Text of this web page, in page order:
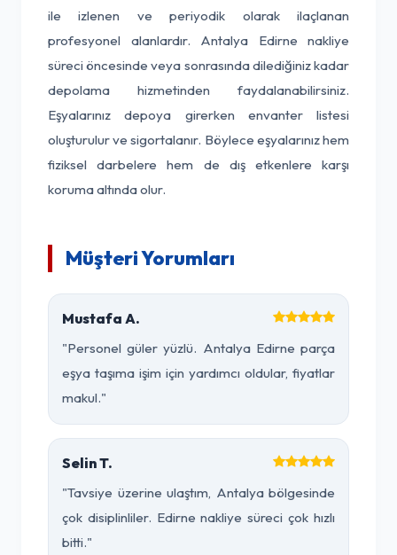
ile izlenen ve periyodik olarak ilaçlanan
profesyonel alanlardır. Antalya Edirne nakliye
süreci öncesinde veya sonrasında dilediğiniz kadar
depolama hizmetinden faydalanabilirsiniz.
Eşyalarınız depoya girerken envanter listesi
oluşturulur ve sigortalanır. Böylece eşyalarınız hem
fiziksel darbelere hem de dış etkenlere karşı
koruma altında olur.
Müşteri Yorumları
Mustafa A.
"Personel güler yüzlü. Antalya Edirne parça
eşya taşıma işim için yardımcı oldular, fiyatlar
makul."
Selin T.
"Tavsiye üzerine ulaştım, Antalya bölgesinde
çok disiplinliler. Edirne nakliye süreci çok hızlı
bitti."